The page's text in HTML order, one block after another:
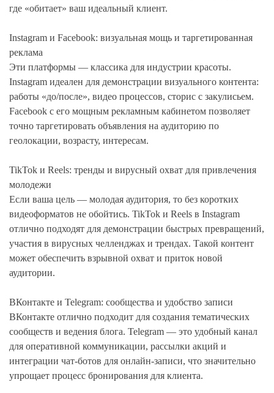
где «обитает» ваш идеальный клиент.
Instagram и Facebook: визуальная мощь и таргетированная
реклама
Эти платформы — классика для индустрии красоты.
Instagram идеален для демонстрации визуального контента:
работы «до/после», видео процессов, сторис с закулисьем.
Facebook с его мощным рекламным кабинетом позволяет
точно таргетировать объявления на аудиторию по
геолокации, возрасту, интересам.
TikTok и Reels: тренды и вирусный охват для привлечения
молодежи
Если ваша цель — молодая аудитория, то без коротких
видеоформатов не обойтись. TikTok и Reels в Instagram
отлично подходят для демонстрации быстрых превращений,
участия в вирусных челленджах и трендах. Такой контент
может обеспечить взрывной охват и приток новой
аудитории.
ВКонтакте и Telegram: сообщества и удобство записи
ВКонтакте отлично подходит для создания тематических
сообществ и ведения блога. Telegram — это удобный канал
для оперативной коммуникации, рассылки акций и
интеграции чат-ботов для онлайн-записи, что значительно
упрощает процесс бронирования для клиента.